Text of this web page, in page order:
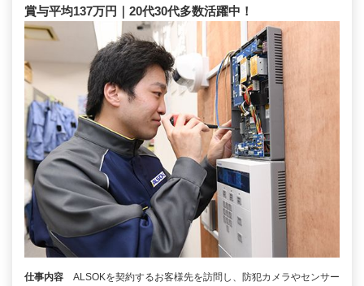
賞与平均137万円｜20代30代多数活躍中！
仕事内容
ALSOKを契約するお客様先を訪問し、防犯カメラやセンサー